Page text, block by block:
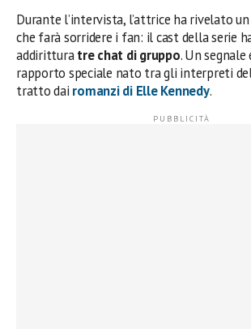
Durante l’intervista, l’attrice ha rivelato
che farà sorridere i fan: il cast della serie
addiritturatre chat di gruppo. Un
rapporto speciale nato tra gli interpreti
tratto dai romanzi di Elle Kennedy.